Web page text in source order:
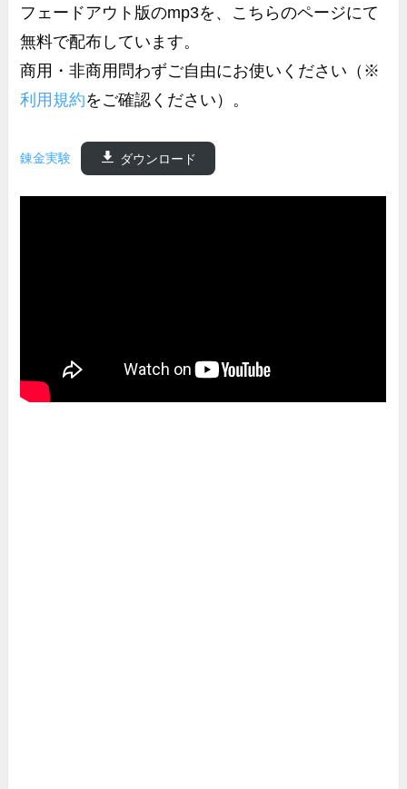
フェードアウト版のmp3を、こちらのページにて
無料で配布しています。
商用・非商用問わずご自由にお使いください（※
利用規約をご確認ください）。
錬金実験 ダウンロード